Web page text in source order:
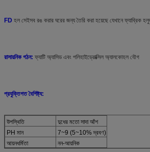
FD হল সেইসব রঙ করার ঘরের জন্য তৈরি করা হয়েছে যেখানে ফ্যাব্রিক
রাসায়নিক গঠন: ফ্যাটি অ্যাসিড এবং পলিহাইড্রোক্সিল অ্যালকোহল যৌগ
প্রযুক্তিগত বৈশিষ্ট্য:
উপস্থিতি
দুধের মতো সাদা আঁশ
PH মান
7~9 (5~10% দ্রবণ)
আয়নধর্মিতা
নন-আয়নিক